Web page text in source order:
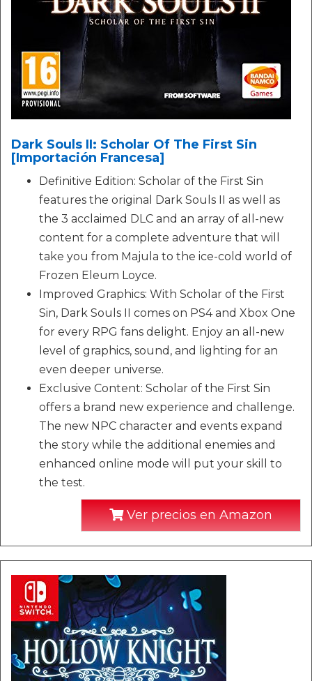
Dark Souls II: Scholar Of The First Sin
[Importación Francesa]
Definitive Edition: Scholar of the First Sin
features the original Dark Souls II as well as
the 3 acclaimed DLC and an array of all-new
content for a complete adventure that will
take you from Majula to the ice-cold world of
Frozen Eleum Loyce.
Improved Graphics: With Scholar of the First
Sin, Dark Souls II comes on PS4 and Xbox One
for every RPG fans delight. Enjoy an all-new
level of graphics, sound, and lighting for an
even deeper universe.
Exclusive Content: Scholar of the First Sin
offers a brand new experience and challenge.
The new NPC character and events expand
the story while the additional enemies and
enhanced online mode will put your skill to
the test.
Ver precios en Amazon